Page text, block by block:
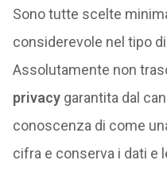
Sono tutte scelte
considerevole nel tipo
Assolutamente non
privacygarantita dal
conoscenza di come
cifra e conserva i dati e